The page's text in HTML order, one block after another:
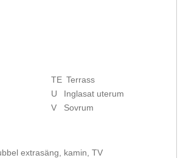
TE Terrass
U
Inglasat uterum
V
Sovrum
extrasäng, kamin, TV